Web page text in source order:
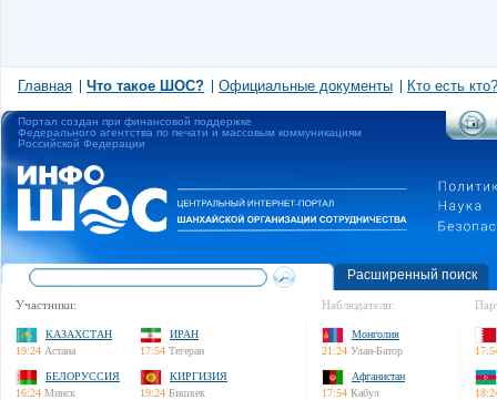
Главная Что такое ШОС? Официальные документы Кто есть кто?
Портал создан при финансовой поддержке
Федерального агентства по печати и массовым коммуникациям
Российской Федерации
Расширенный поиск
Участники:
КАЗАХСТАН
19:24 Астана
ИРАН
17:54 Тегеран
БЕЛОРУССИЯ
16:24 Минск
КИРГИЗИЯ
19:24 Бишкек
Наблюдатели:
Монголия
21:24 Улан-Батор
Афганистан
17:54 Кабул